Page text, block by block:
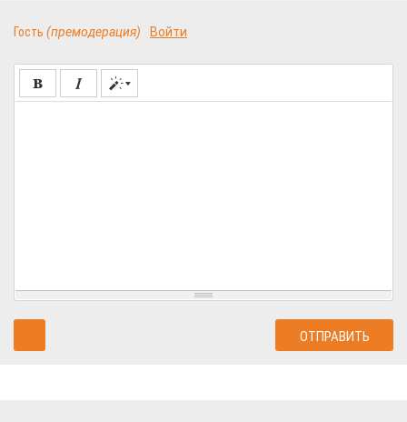
Гость (премодерация) Войти